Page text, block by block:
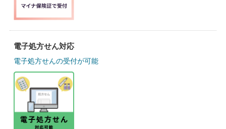
電子処方せん対応
電子処方せんの受付が可能